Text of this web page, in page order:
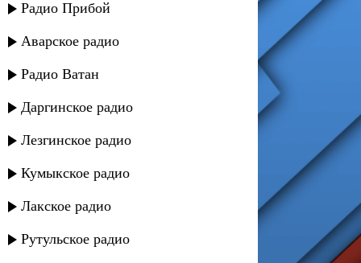
Радио Прибой
Аварское радио
Радио Ватан
Даргинское радио
Лезгинское радио
Кумыкское радио
Лакское радио
Рутульское радио